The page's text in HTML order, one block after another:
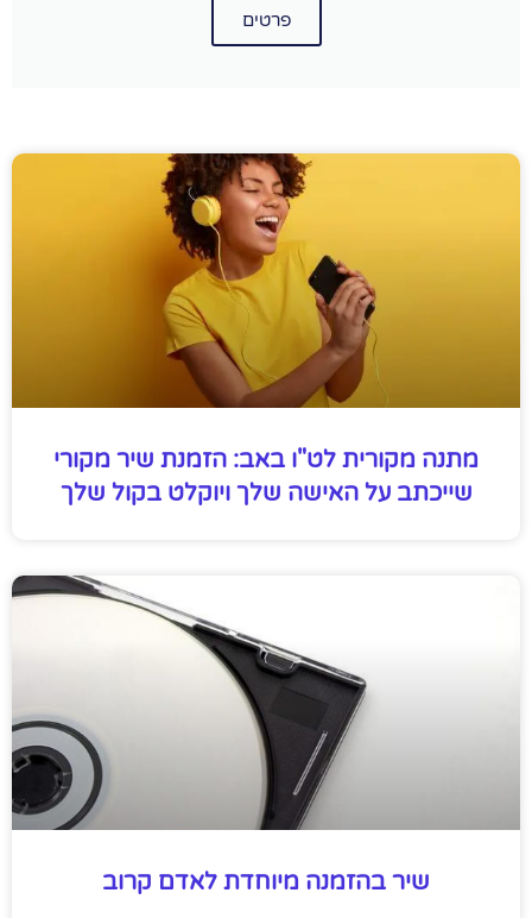
פרטים
מתנה מקורית לט"ו באב: הזמנת שיר מקורי
שייכתב על האישה שלך ויוקלט בקול שלך
שיר בהזמנה מיוחדת לאדם קרוב